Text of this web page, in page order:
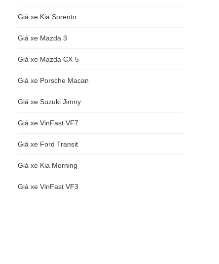
Giá xe Kia Sorento
Giá xe Mazda 3
Giá xe Mazda CX-5
Giá xe Porsche Macan
Giá xe Suzuki Jimny
Giá xe VinFast VF7
Giá xe Ford Transit
Giá xe Kia Morning
Giá xe VinFast VF3